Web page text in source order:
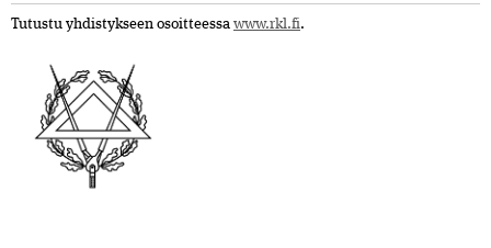
Tutustu yhdistykseen osoitteessa www.rkl.fi.